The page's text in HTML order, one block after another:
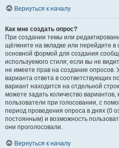
Вернуться к началу
Как мне создать опрос?
При создании темы или
щёлкните на вкладке или перейдите
основной формой для создания
используемого стиля; если вы не
не имеете прав на создание опросов.
варианта ответа в соответствующих
вариант находится на отдельной
можете задать количество вариантов,
пользователи при голосовании, с
период проведения опроса в днях (0
постоянным) и возможность
они проголосовали.
Вернуться к началу